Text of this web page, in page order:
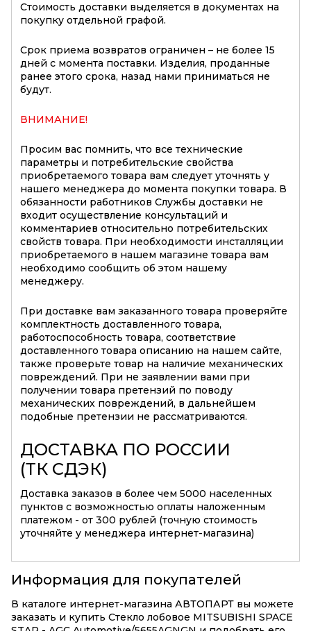
Стоимость доставки выделяется в документах на
покупку отдельной графой.
Срок приема возвратов ограничен – не более 15
дней с момента поставки. Изделия, проданные
ранее этого срока, назад нами приниматься не
будут.
ВНИМАНИЕ!
Просим вас помнить, что все технические
параметры и потребительские свойства
приобретаемого товара вам следует уточнять у
нашего менеджера до момента покупки товара. В
обязанности работников Службы доставки не
входит осуществление консультаций и
комментариев относительно потребительских
свойств товара. При необходимости инсталляции
приобретаемого в нашем магазине товара вам
необходимо сообщить об этом нашему
менеджеру.
При доставке вам заказанного товара проверяйте
комплектность доставленного товара,
работоспособность товара, соответствие
доставленного товара описанию на нашем сайте,
также проверьте товар на наличие механических
повреждений. При не заявлении вами при
получении товара претензий по поводу
механических повреждений, в дальнейшем
подобные претензии не рассматриваются.
ДОСТАВКА ПО РОССИИ
(ТК СДЭК)
Доставка заказов в более чем 5000 населенных
пунктов с возможностью оплаты наложенным
платежом - от 300 рублей (точную стоимость
уточняйте у менеджера интернет-магазина)
Информация для покупателей
В каталоге интернет-магазина АВТОПАРТ вы можете
заказать и купить Стекло лобовое MITSUBISHI SPACE